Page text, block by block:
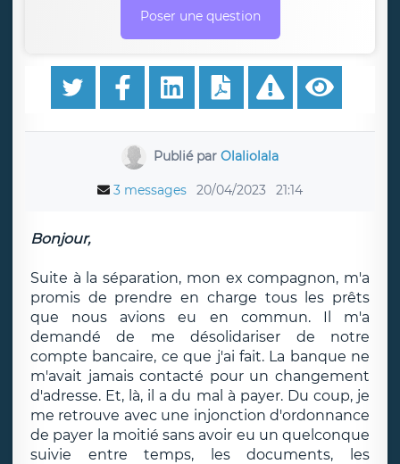
Poser une question
Publié par Olaliolala
3 messages 20/04/2023 21:14
Bonjour,
Suite à la séparation, mon ex compagnon, m'a
promis de prendre en charge tous les prêts
que nous avions eu en commun. Il m'a
demandé de me désolidariser de notre
compte bancaire, ce que j'ai fait. La banque ne
m'avait jamais contacté pour un changement
d'adresse. Et, là, il a du mal à payer. Du coup, je
me retrouve avec une injonction d'ordonnance
de payer la moitié sans avoir eu un quelconque
suivie entre temps, les documents, les